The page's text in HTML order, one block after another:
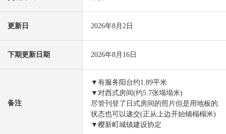
更新日 2026年8月2日
下期更新日期 2026年8月16日
备注
▼有服务阳台约1.89平米
▼对西式房间(约5.7张塌塌米)
尽管刊登了日式房间的照片但是用地板的
状态也可以递交(正从上边开始铺榻榻米)
▼樱新町城镇建设协定